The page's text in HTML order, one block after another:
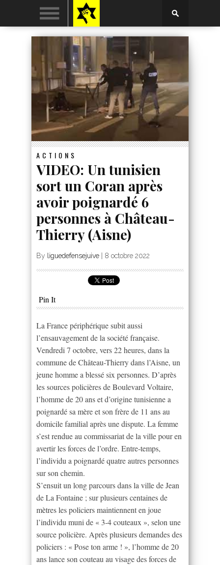
ACTIONS
VIDEO: Un tunisien
sort un Coran après
avoir poignardé 6
personnes à Château-
Thierry (Aisne)
By liguedefensejuive 8 octobre 2022
Pin It
La France périphérique subit aussi
l’ensauvagement de la société française.
Vendredi 7 octobre, vers 22 heures, dans la
commune de Château-Thierry dans l’Aisne, un
jeune homme a blessé six personnes. D’après
les sources policières de Boulevard Voltaire,
l’homme de 20 ans et d’origine tunisienne a
poignardé sa mère et son frère de 11 ans au
domicile familial après une dispute. La femme
s’est rendue au commissariat de la ville pour en
avertir les forces de l’ordre. Entre-temps,
l’individu a poignardé quatre autres personnes
sur son chemin.
S’ensuit un long parcours dans la ville de Jean
de La Fontaine ; sur plusieurs centaines de
mètres les policiers maintiennent en joue
l’individu muni de « 3-4 couteaux », selon une
source policière. Après plusieurs demandes des
policiers : « Pose ton arme ! », l’homme de 20
ans lance son couteau au visage des forces de